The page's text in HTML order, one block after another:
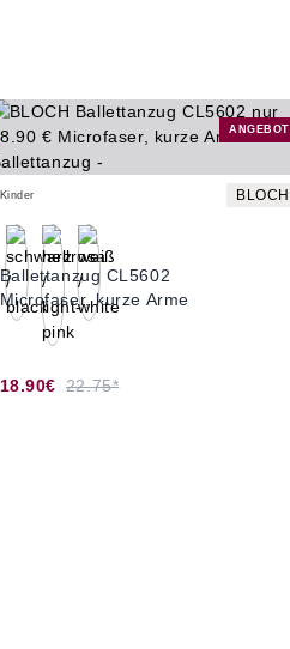
ANGEBOT
Kinder BLOCH
Ballettanzug CL5602
Microfaser, kurze Arme
18.90€ 22.75*